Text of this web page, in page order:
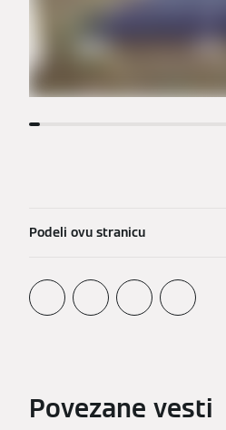
Podeli ovu stranicu
Povezane vesti